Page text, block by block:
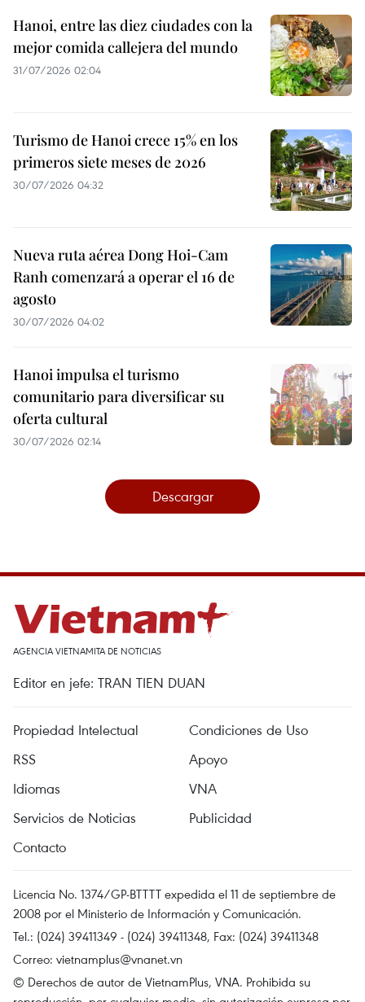
Hanoi, entre las diez ciudades con la
mejor comida callejera del mundo
31/07/2026 02:04
Turismo de Hanoi crece 15% en los
primeros siete meses de 2026
30/07/2026 04:32
Nueva ruta aérea Dong Hoi-Cam
Ranh comenzará a operar el 16 de
agosto
30/07/2026 04:02
Hanoi impulsa el turismo
comunitario para diversificar su
oferta cultural
30/07/2026 02:14
Descargar
AGENCIA VIETNAMITA DE NOTICIAS
Editor en jefe: TRAN TIEN DUAN
Propiedad Intelectual
Condiciones de Uso
RSS
Apoyo
Idiomas
VNA
Servicios de Noticias
Publicidad
Contacto
Licencia No. 1374/GP-BTTTT expedida el 11 de septiembre de
2008 por el Ministerio de Información y Comunicación.
Tel.: (024) 39411349 - (024) 39411348, Fax: (024) 39411348
Correo: vietnamplus@vnanet.vn
© Derechos de autor de VietnamPlus, VNA. Prohibida su